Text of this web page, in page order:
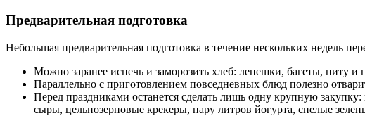
Предварительная подготовка
Небольшая предварительная подготовка в течение нескольких недель
Можно заранее испечь и заморозить хлеб: лепешки, багеты, питу и
Параллельно с приготовлением повседневных блюд полезно
Перед праздниками останется сделать лишь одну крупную
сыры, цельнозерновые крекеры, пару литров йогурта, спелые